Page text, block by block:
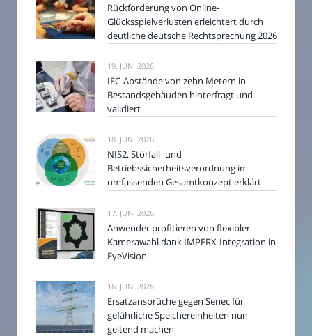
Rückforderung von Online-
Glücksspielverlusten erleichtert durch
deutliche deutsche Rechtsprechung 2026
19. JUNI 2026
IEC-Abstände von zehn Metern in
Bestandsgebäuden hinterfragt und
validiert
18. JUNI 2026
NIS2, Störfall- und
Betriebssicherheitsverordnung im
umfassenden Gesamtkonzept erklärt
17. JUNI 2026
Anwender profitieren von flexibler
Kamerawahl dank IMPERX-Integration in
EyeVision
16. JUNI 2026
Ersatzansprüche gegen Senec für
gefährliche Speichereinheiten nun
geltend machen